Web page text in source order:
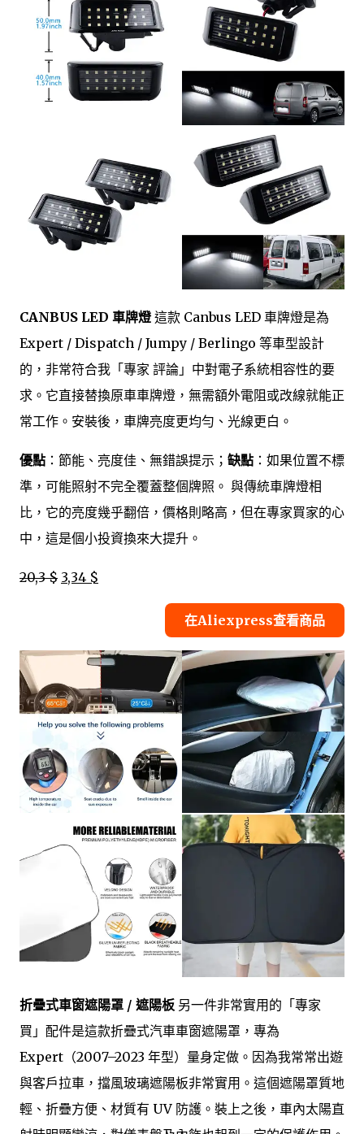
CANBUS LED 車牌燈這款 Canbus LED 車牌燈是為
Expert / Dispatch / Jumpy / Berlingo 等車型設計
的，非常符合我「專家 評論」中對電子系統相容性的要
求。它直接替換原車車牌燈，無需額外電阻或改線就能正
常工作。安裝後，車牌亮度更均勻、光線更白。
優點 ：節能、亮度佳、無錯誤提示； 缺點 ：如果位置不標
準，可能照射不完全覆蓋整個牌照。 與傳統車牌燈相
比，它的亮度幾乎翻倍，價格則略高，但在專家買家的心
中，這是個小投資換來大提升。
20,3 $ 3,34 $
在Aliexpress查看商品
折疊式車窗遮陽罩 / 遮陽板 另一件非常實用的「專家
買」配件是這款折疊式汽車車窗遮陽罩，專為
Expert（2007–2023 年型）量身定做。因為我常常出遊
與客戶拉車，擋風玻璃遮陽板非常實用。這個遮陽罩質地
輕、折疊方便、材質有 UV 防護。裝上之後，車內太陽直